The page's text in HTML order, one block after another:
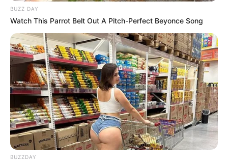
BUZZ DAY
Watch This Parrot Belt Out A Pitch-Perfect Beyonce Song
BUZZDAY